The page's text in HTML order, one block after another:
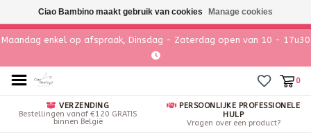
Maandag enkel op afspraak, Dinsdag - Zaterdag open van 10 - 17u30
0
VERZENDING
Bestellingen vanaf €120 GRATIS
binnen België
PERSOONLIJKE PROFESSIONELE
HULP
Vragen over een product?
Ciao Bambino maakt gebruik van cookies Manage cookies